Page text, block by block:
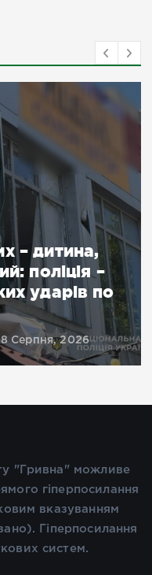
– дитина,
поліція –
ударів по
Серпня, 2026
"Гривна" можливе
гіперпосилання
вказуванням
Гіперпосилання
систем.